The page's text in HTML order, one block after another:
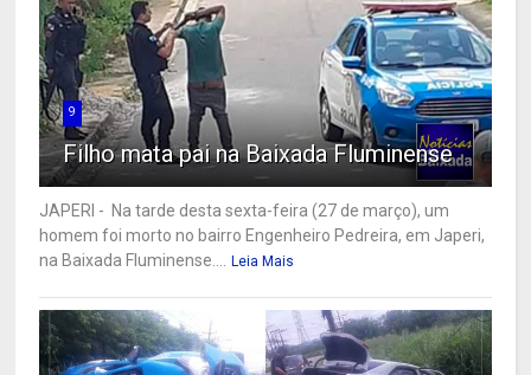
9
Filho mata pai na Baixada Fluminense
JAPERI - Na tarde desta sexta-feira (27 de março), um
homem foi morto no bairro Engenheiro Pedreira, em Japeri,
na Baixada Fluminense....
Leia Mais